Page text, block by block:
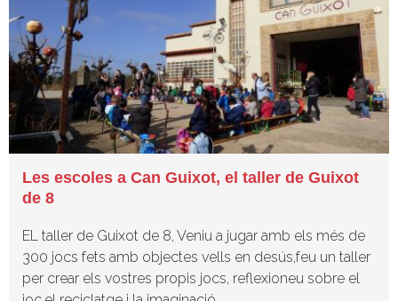
Les escoles a Can Guixot, el taller de Guixot
de 8
EL taller de Guixot de 8, Veniu a jugar amb els més de
300 jocs fets amb objectes vells en desús,feu un taller
per crear els vostres propis jocs, reflexioneu sobre el